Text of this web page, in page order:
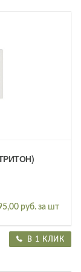
руб. за шт
В 1 КЛИК